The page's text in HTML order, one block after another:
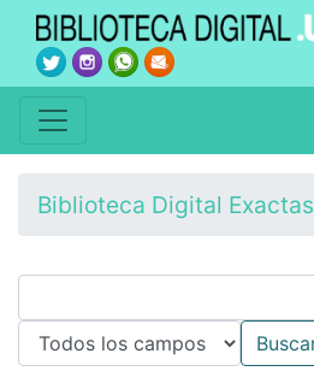
Biblioteca Digital Exactas